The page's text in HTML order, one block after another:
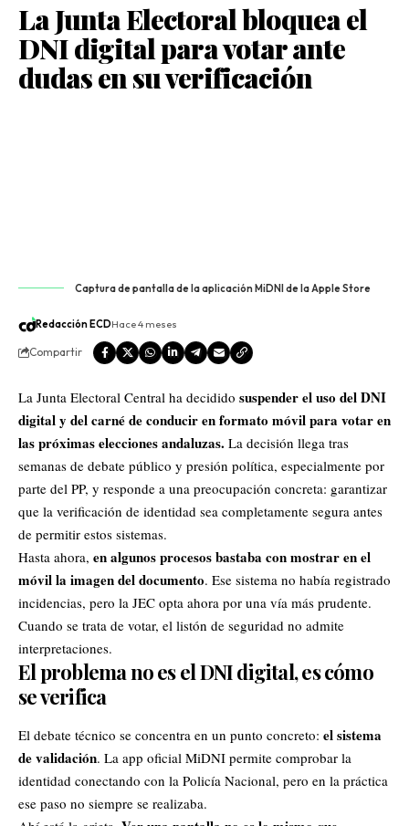
La Junta Electoral bloquea el
DNI digital para votar ante
dudas en su verificación
Captura de pantalla de la aplicación MiDNI de la Apple Store
Redacción ECDHace 4 meses
Compartir
La Junta Electoral Central ha decidido suspender el uso del DNI
digital y del carné de conducir en formato móvil para votar en
las próximas elecciones andaluzas. La decisión llega tras
semanas de debate público y presión política, especialmente por
parte del PP, y responde a una preocupación concreta: garantizar
que la verificación de identidad sea completamente segura antes
de permitir estos sistemas.
Hasta ahora, en algunos procesos bastaba con mostrar en el
móvil la imagen del documento. Ese sistema no había registrado
incidencias, pero la JEC opta ahora por una vía más prudente.
Cuando se trata de votar, el listón de seguridad no admite
interpretaciones.
El problema no es el DNI digital, es cómo
se verifica
El debate técnico se concentra en un punto concreto: el sistema
de validación. La app oficial MiDNI permite comprobar la
identidad conectando con la Policía Nacional, pero en la práctica
ese paso no siempre se realizaba.